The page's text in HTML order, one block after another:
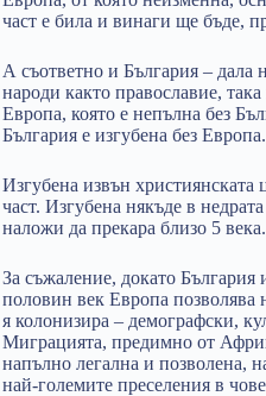
част е била и винаги ще бъде,
А съответно и България – дала
народи както православие,
Европа, която е непълна без
България е изгубена без Европа.
Изгубена извън християнската
част. Изгубена някъде в
наложи да прекара близо 5 века.
За съжаление, докато България
половин век Европа позволява
я колонизира – демографски,
Миграцията, предимно от
напълно легална и позволена,
най-големите преселения в